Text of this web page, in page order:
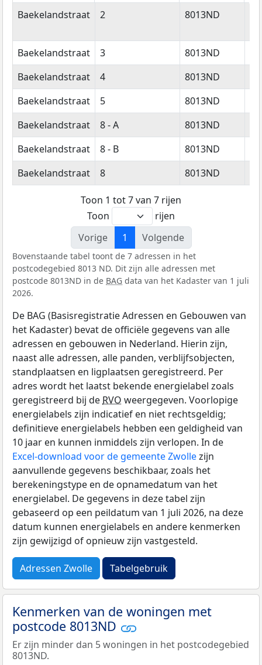
Straatnaam Huisnummer Postcode
Baekelandstraat 2 8013ND
Baekelandstraat 3 8013ND
Baekelandstraat
4 8013ND
Baekelandstraat
5 8013ND
Baekelandstraat
8 - A 8013ND
Baekelandstraat
8 - B 8013ND
Baekelandstraat
8 8013ND
Toon 1 tot 7 van 7 rijen
Toon
rijen
Vorige
1 Volgende
Bovenstaande tabel toont de 7 adressen in het
postcodegebied 8013 ND. Dit zijn alle adressen met
postcode 8013ND in de BAG data van het Kadaster van 1 juli
2026.
De BAG (Basisregistratie Adressen en Gebouwen van
het Kadaster) bevat de officiële gegevens van alle
adressen en gebouwen in Nederland. Hierin zijn,
naast alle adressen, alle panden, verblijfsobjecten,
standplaatsen en ligplaatsen geregistreerd. Per
adres wordt het laatst bekende energielabel zoals
geregistreerd bij de RVO weergegeven. Voorlopige
energielabels zijn indicatief en niet rechtsgeldig;
definitieve energielabels hebben een geldigheid van
10 jaar en kunnen inmiddels zijn verlopen. In de
Excel-download voor de gemeente Zwollezijn
aanvullende gegevens beschikbaar, zoals het
berekeningstype en de opnamedatum van het
energielabel. De gegevens in deze tabel zijn
gebaseerd op een peildatum van 1 juli 2026, na deze
datum kunnen energielabels en andere kenmerken
zijn gewijzigd of opnieuw zijn vastgesteld.
Adressen Zwolle Tabelgebruik
Kenmerken van de woningen met
postcode 8013ND
Er zijn minder dan 5 woningen in het postcodegebied
8013ND.